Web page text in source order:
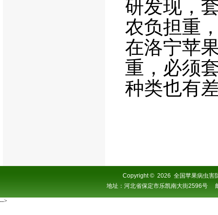
研发现，
农负担重
在洛宁苹
重，必须
种类也有
Copyright© 2026 全国苹果病虫害
地址：河北省保定市乐凯南大街2596
-->